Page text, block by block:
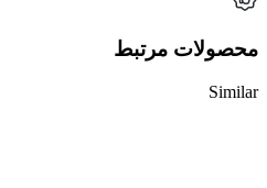
محصولات مرتبط
Similar